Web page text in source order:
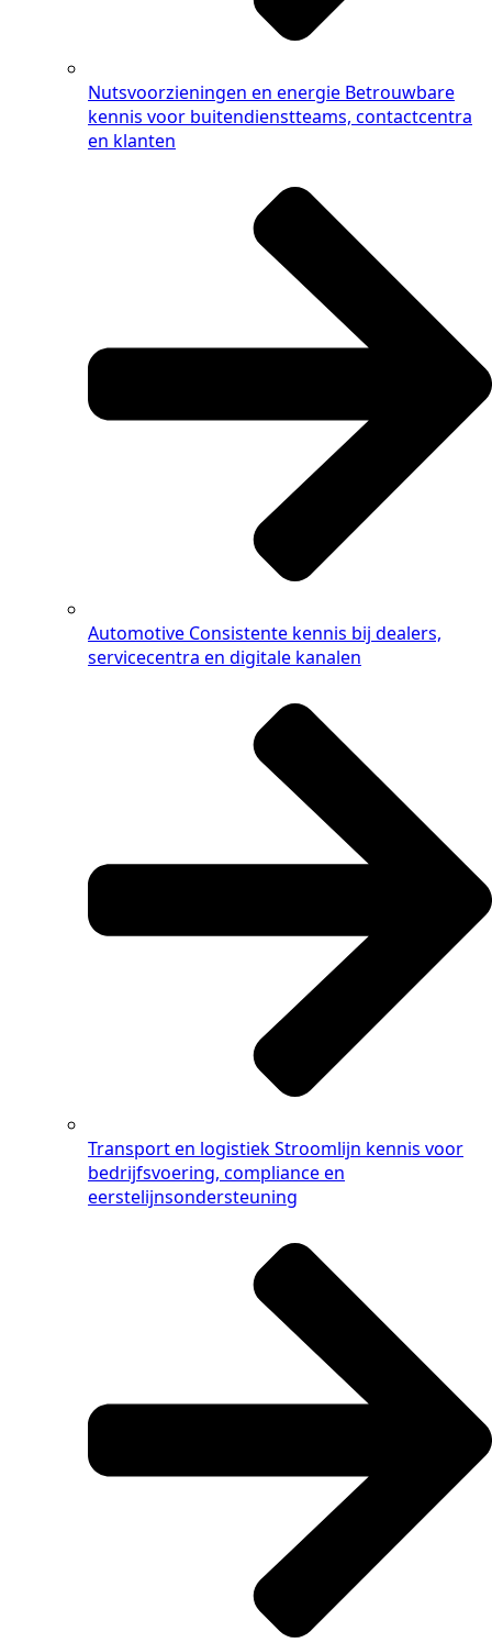
Nutsvoorzieningen en energie Betrouwbare
kennis voor buitendienstteams, contactcentra
en klanten
Automotive Consistente kennis bij dealers,
servicecentra en digitale kanalen
Transport en logistiekStroomlijn kennis voor
bedrijfsvoering, compliance en
eerstelijnsondersteuning